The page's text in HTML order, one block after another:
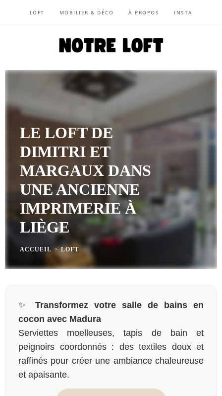
LOFT MOBILIER & DÉCO À PROPOS INSTA
LE LOFT DE
DIMITRI ET
MARGAUX DANS
UNE ANCIENNE
IMPRIMERIE À
LIÈGE
ACCUEIL>LOFT
✨ Transformez votre salle de bains en
cocon avec Madura
Serviettes moelleuses, tapis de bain et
peignoirs coordonnés : des textiles doux et
raffinés pour créer une ambiance chaleureuse
et apaisante.